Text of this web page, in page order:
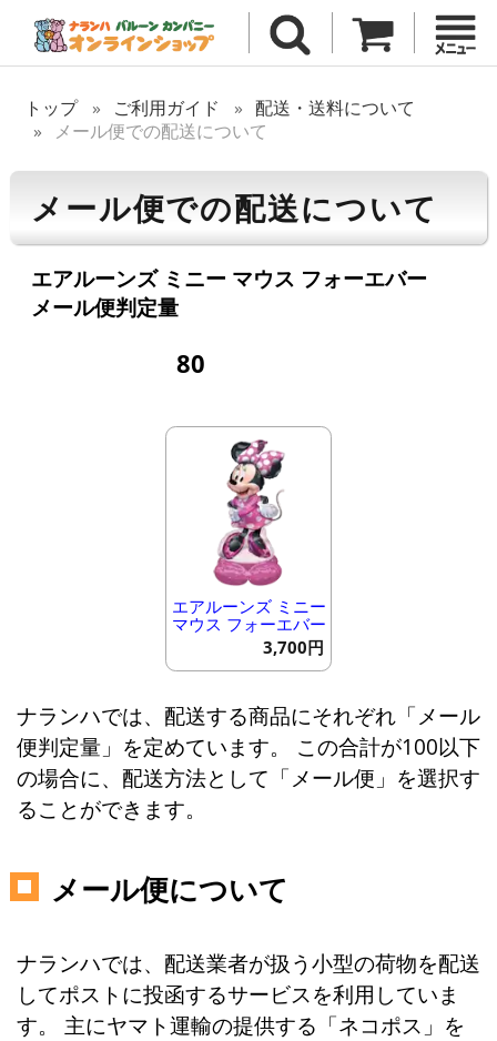
トップ ご利用ガイド
配送・送料について
メール便での配送について
メール便での配送について
エアルーンズ ミニー マウス フォーエバー
メール便判定量
80
エアルーンズ ミニー
マウス フォーエバー
3,700円
ナランハでは、配送する商品にそれぞれ「メール
便判定量」を定めています。 この合計が100以下
の場合に、配送方法として「メール便」を選択す
ることができます。
メール便について
ナランハでは、配送業者が扱う小型の荷物を配送
してポストに投函するサービスを利用していま
す。 主にヤマト運輸の提供する「ネコポス」を